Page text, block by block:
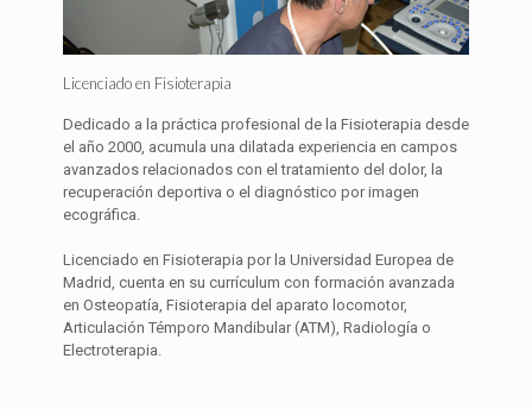
Licenciado en Fisioterapia
Dedicado a la práctica profesional de la Fisioterapia desde
el año 2000, acumula una dilatada experiencia en campos
avanzados relacionados con el tratamiento del dolor, la
recuperación deportiva o el diagnóstico por imagen
ecográfica.
Licenciado en Fisioterapia por la Universidad Europea de
Madrid, cuenta en su currículum con formación avanzada
en Osteopatía, Fisioterapia del aparato locomotor,
Articulación Témporo Mandibular (ATM), Radiología o
Electroterapia.